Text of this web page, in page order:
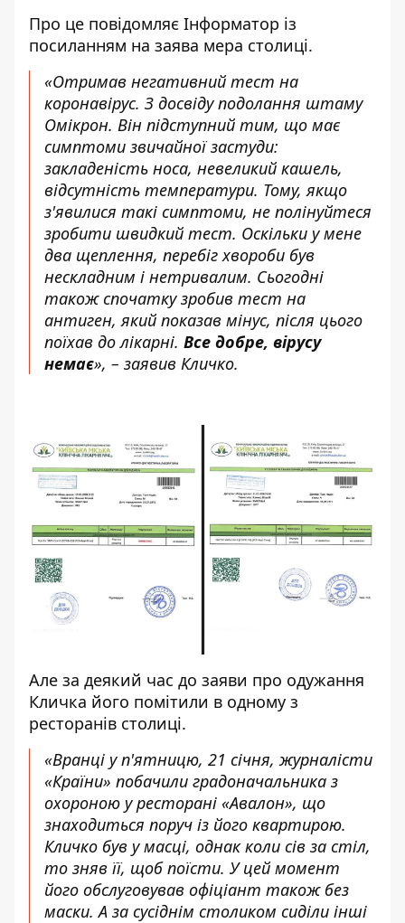
Про це повідомляє Інформатор із
посиланням на заява мера столиці.
«Отримав негативний тест на
коронавірус. З досвіду подолання штаму
Омікрон. Він підступний тим, що має
симптоми звичайної застуди:
закладеність носа, невеликий кашель,
відсутність температури. Тому, якщо
з'явилися такі симптоми, не полінуйтеся
зробити швидкий тест. Оскільки у мене
два щеплення, перебіг хвороби був
нескладним і нетривалим. Сьогодні
також спочатку зробив тест на
антиген, який показав мінус, після цього
поїхав до лікарні. Все добре, вірусу
немає», – заявив Кличко.
Але за деякий час до заяви про одужання
Кличка його помітили в одному з
ресторанів столиці.
«Вранці у п'ятницю, 21 січня, журналісти
«Країни» побачили градоначальника з
охороною у ресторані «Авалон», що
знаходиться поруч із його квартирою.
Кличко був у масці, однак коли сів за стіл,
то зняв її, щоб поїсти. У цей момент
його обслуговував офіціант також без
маски. А за сусіднім столиком сиділи інші